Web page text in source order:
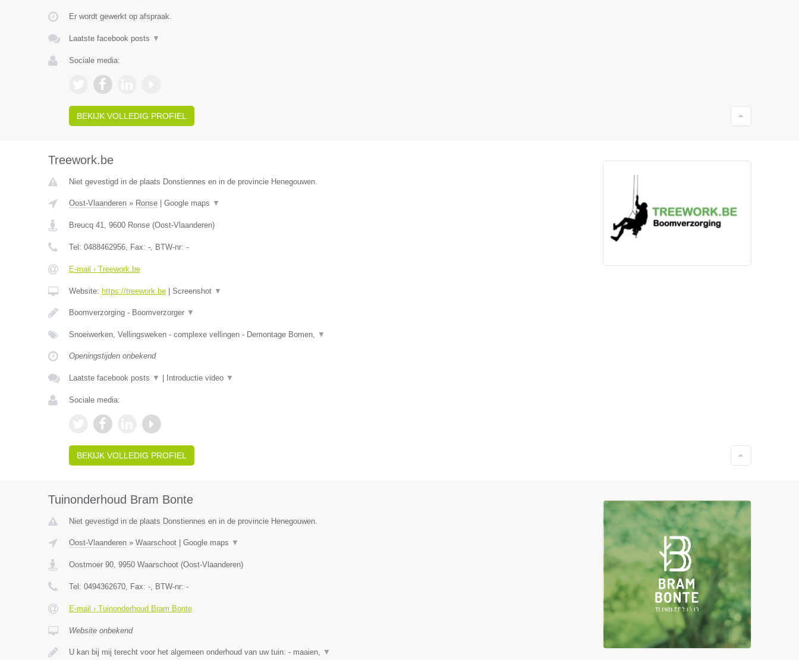
Er wordt gewerkt op afspraak.
Laatste facebook posts ▼
Sociale media:
BEKIJK VOLLEDIG PROFIEL
Treework.be
Niet gevestigd in de plaats Donstiennes en in de provincie Henegouwen.
Oost-Vlaanderen» Ronse| Google maps ▼
Breucq 41, 9600 Ronse(Oost-Vlaanderen)
Tel: 0488462956, Fax: -, BTW-nr: -
E-mail › Treework.be
Website: https://treework.be| Screenshot ▼
Boomverzorging - Boomverzorger ▼
Snoeiwerken, Vellingsweken - complexe vellingen - Demontage Bomen, ▼
Openingstijden onbekend
Laatste facebook posts ▼ Introductie video ▼
Sociale media:
BEKIJK VOLLEDIG PROFIEL
Tuinonderhoud Bram Bonte
Niet gevestigd in de plaats Donstiennes en in de provincie Henegouwen.
Oost-Vlaanderen» Waarschoot| Google maps ▼
Oostmoer 90, 9950 Waarschoot(Oost-Vlaanderen)
Tel: 0494362670, Fax: -, BTW-nr: -
E-mail › Tuinonderhoud Bram Bonte
Website onbekend
U kan bij mij terecht voor het algemeen onderhoud van uw tuin: - maaien, ▼